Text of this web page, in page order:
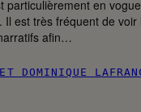
particulièrement en
Il est très fréquent de
afin…
DOMINIQUE